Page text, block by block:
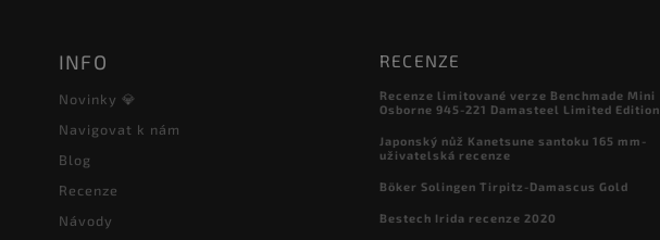
INFO
Novinky 💎
Navigovat k nám
Blog
Recenze
Návody
RECENZE
Recenze limitované verze Benchmade Mini
Osborne 945-221 Damasteel Limited Edition
Japonský nůž Kanetsune santoku 165 mm-
uživatelská recenze
Böker Solingen Tirpitz-Damascus Gold
Bestech Irida recenze 2020